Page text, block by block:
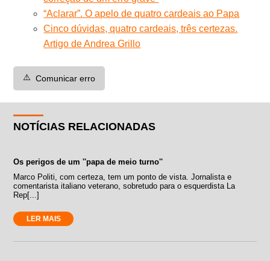
“Aclarar”. O apelo de quatro cardeais ao Papa
Cinco dúvidas, quatro cardeais, três certezas.
Artigo de Andrea Grillo
⚠️ Comunicar erro
NOTÍCIAS RELACIONADAS
Os perigos de um ''papa de meio turno''
Marco Politi, com certeza, tem um ponto de vista. Jornalista e
comentarista italiano veterano, sobretudo para o esquerdista La
Rep[...]
LER MAIS